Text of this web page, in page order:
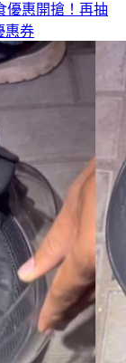
優惠開搶！再抽
惠券